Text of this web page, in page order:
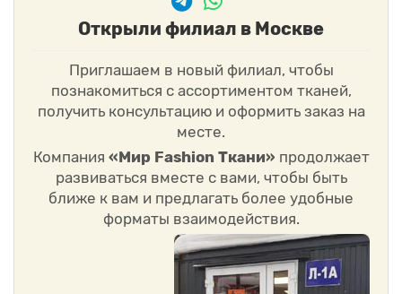
Открыли филиал в Москве
Приглашаем в новый филиал, чтобы
познакомиться с ассортиментом тканей,
получить консультацию и оформить заказ на
месте.
Компания «Мир Fashion Ткани» продолжает
развиваться вместе с вами, чтобы быть
ближе к вам и предлагать более удобные
форматы взаимодействия.